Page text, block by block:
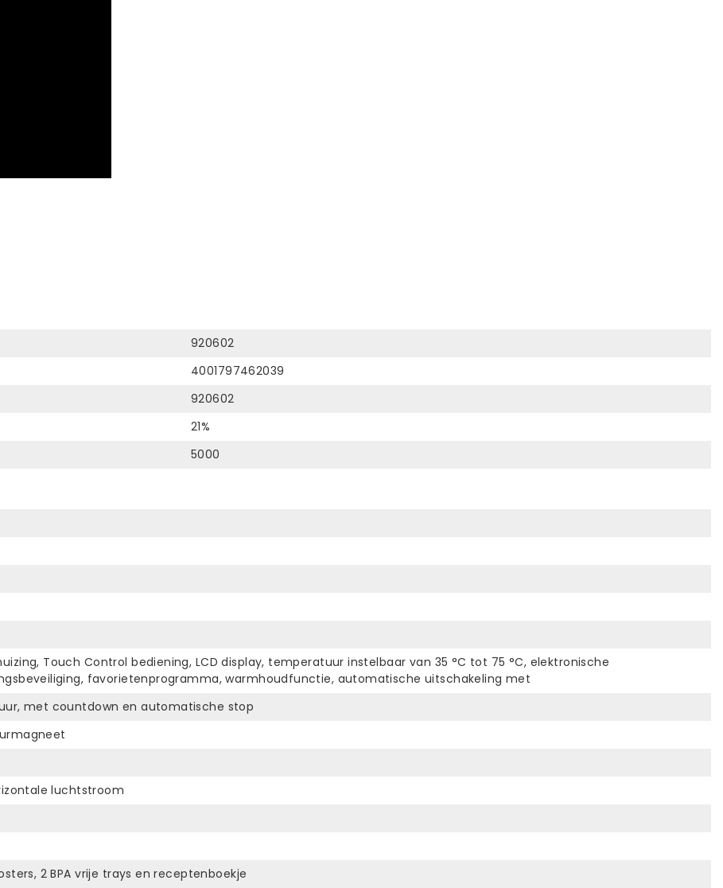
920602
4001797462039
920602
21%
5000
Touch Control bediening, LCD display, temperatuur instelbaar van 35 °C tot 75 °C, elektronische
favorietenprogramma, warmhoudfunctie, automatische uitschakeling met
met countdown en automatische stop
luchtstroom
2 BPA vrije trays en receptenboekje